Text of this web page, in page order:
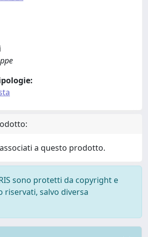
a questo prodotto.
sono protetti da copyright e
salvo diversa